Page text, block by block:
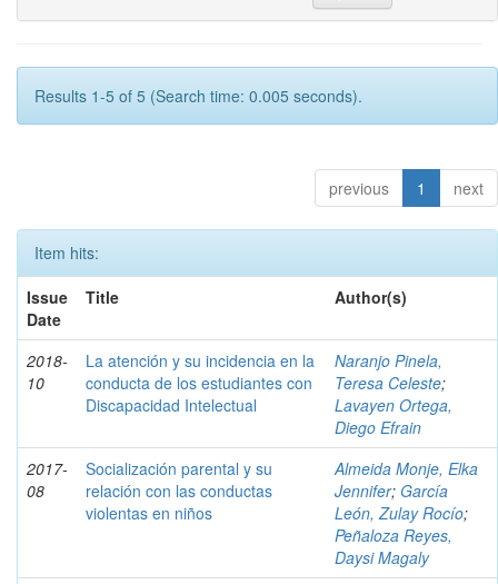
Results 1-5 of 5 (Search time: 0.005 seconds).
previous 1 next
Item hits:
Issue
Date
Title Author(s)
2018-
10
La atención y su incidencia en la
conducta de los estudiantes con
Discapacidad Intelectual
Naranjo Pinela,
Teresa Celeste;
Lavayen Ortega,
Diego Efrain
2017-
08
Socialización parental y su
relación con las conductas
violentas en niños
Almeida Monje, Elka
Jennifer; García
León, Zulay Rocío;
Peñaloza Reyes,
Daysi Magaly